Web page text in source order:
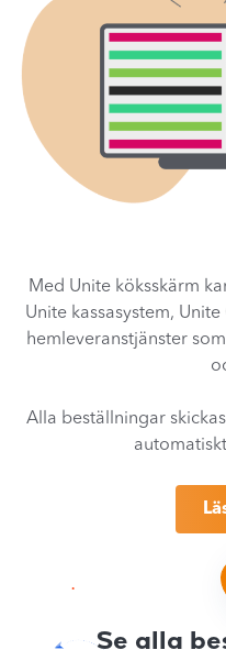
Med Unite köksskärm
Unite kassasystem,
hemleveranstjänster
Alla beställningar
Se alla